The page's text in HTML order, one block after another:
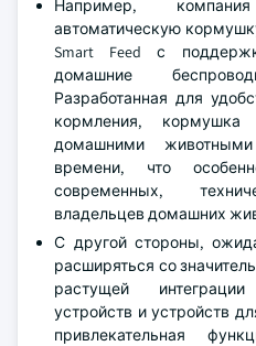
Например,
автоматическую
Smart Feed с
домашние
Разработанная для
кормления,
домашними
времени, что
современных,
владельцев домашних
С другой стороны,
расширяться со
растущей
устройств и устройств
привлекательная